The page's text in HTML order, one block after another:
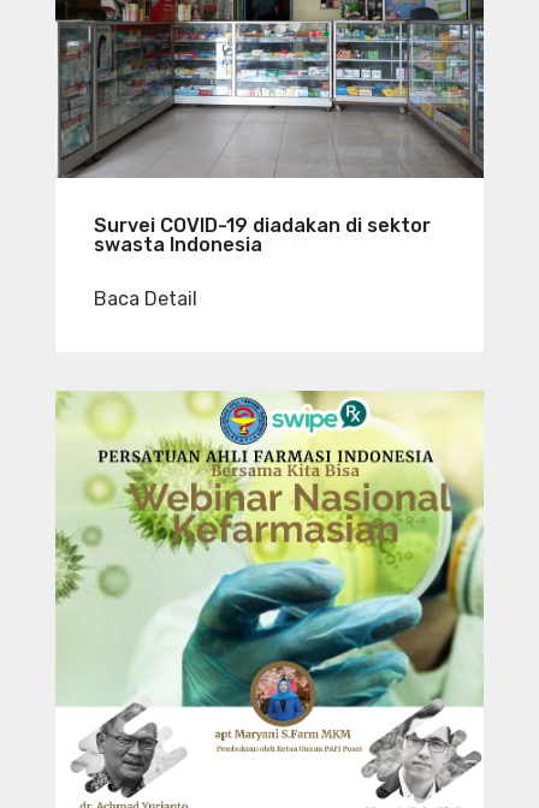
Survei COVID-19 diadakan di sektor
swasta Indonesia
Baca Detail